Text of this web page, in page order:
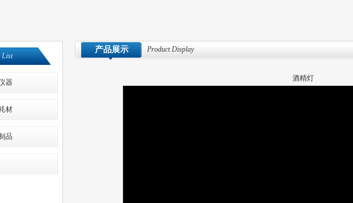
List
器
材
品
产品展示 Product Display
酒精灯